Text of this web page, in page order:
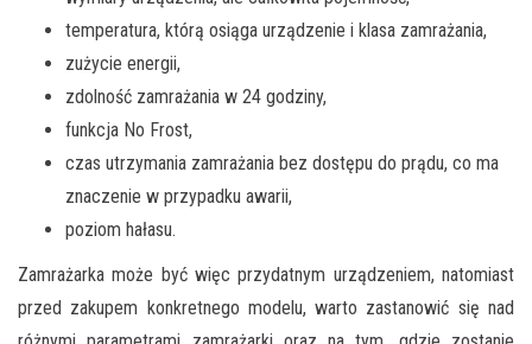
temperatura, którą osiąga urządzenie i klasa zamrażania,
zużycie energii,
zdolność zamrażania w 24 godziny,
funkcja No Frost,
czas utrzymania zamrażania bez dostępu do prądu, co ma
znaczenie w przypadku awarii,
poziom hałasu.
Zamrażarka może być więc przydatnym urządzeniem, natomiast
przed zakupem konkretnego modelu, warto zastanowić się nad